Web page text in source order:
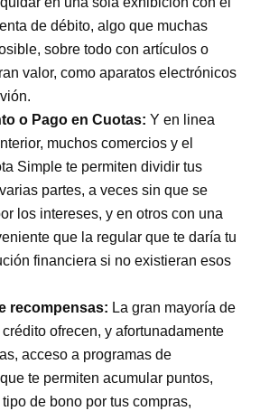
de débito, algo que muchas
sobre todo con artículos o
valor, como aparatos electrónicos
o Pago en Cuotas: Y en linea
muchos comercios y el
Simple te permiten dividir tus
partes, a veces sin que se
los intereses, y en otros con una
que la regular que te daría tu
financiera si no existieran esos
recompensas: La gran mayoría de
crédito ofrecen, y afortunadamente
acceso a programas de
te permiten acumular puntos,
de bono por tus compras,